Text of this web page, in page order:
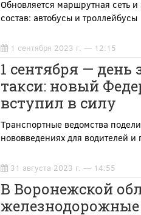
Обновляется маршрутная сеть
состав: автобусы и троллейбусы
1 сентября 2023 г. — 12:15
1 сентября — день
такси: новый
вступил в силу
Транспортные ведомства
нововведениях для водителей
31 августа 2023 г. — 14:55
В Воронежской
железнодорожные